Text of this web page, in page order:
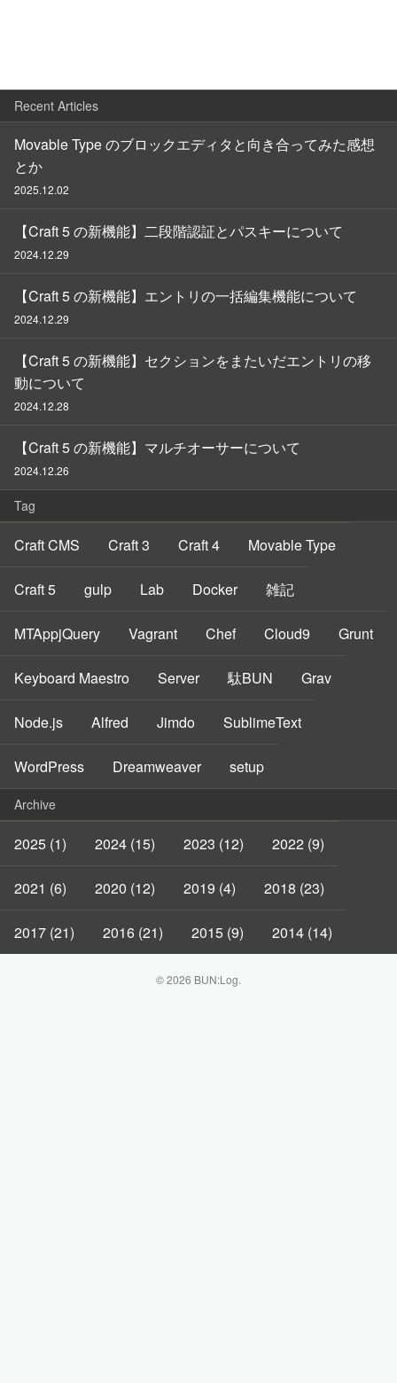
Recent Articles
Movable Type のブロックエディタと向き合ってみた感想
とか
2025.12.02
【Craft 5 の新機能】二段階認証とパスキーについて
2024.12.29
【Craft 5 の新機能】エントリの一括編集機能について
2024.12.29
【Craft 5 の新機能】セクションをまたいだエントリの移
動について
2024.12.28
【Craft 5 の新機能】マルチオーサーについて
2024.12.26
Tag
Craft CMS Craft 3 Craft 4 Movable Type
Craft 5 gulp Lab Docker 雑記
MTAppjQuery Vagrant Chef Cloud9 Grunt
Keyboard Maestro Server 駄BUN Grav
Node.js Alfred Jimdo SublimeText
WordPress Dreamweaver setup
Archive
2025 (1) 2024 (15) 2023 (12) 2022 (9)
2021 (6) 2020 (12) 2019 (4) 2018 (23)
2017 (21) 2016 (21) 2015 (9) 2014 (14)
© 2026 BUN:Log.